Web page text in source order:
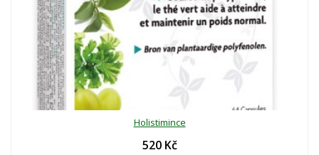
Holistimince
520 Kč